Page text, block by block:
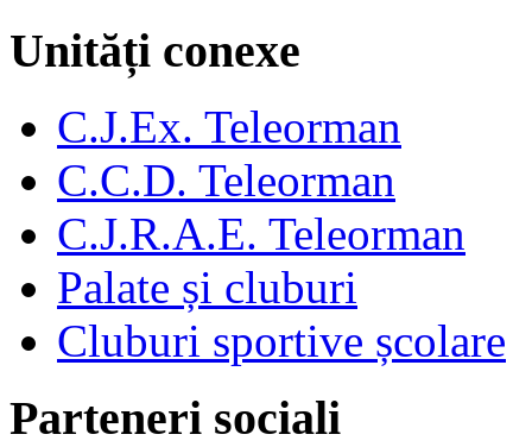
Unități conexe
C.J.Ex. Teleorman
C.C.D. Teleorman
C.J.R.A.E. Teleorman
Palate și cluburi
Cluburi sportive școlare
Parteneri sociali